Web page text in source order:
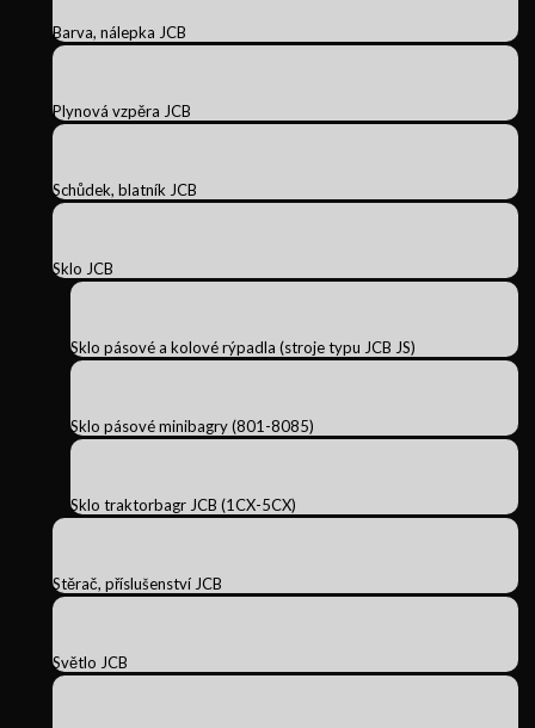
Barva, nálepka JCB
Plynová vzpěra JCB
Schůdek, blatník JCB
Sklo JCB
Sklo pásové a kolové rýpadla (stroje typu JCB JS)
Sklo pásové minibagry (801-8085)
Sklo traktorbagr JCB (1CX-5CX)
Stěrač, příslušenství JCB
Světlo JCB